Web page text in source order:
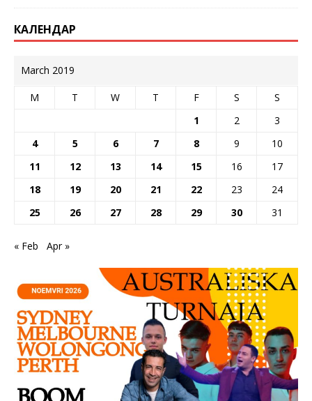
КАЛЕНДАР
March 2019
M T W T F S
S
1
2
3
4
5 6 7 8 9
10
11
12 13 14 15 16
17
18
19 20 21 22 23
24
25
26 27 28 29 30 31
« Feb Apr »